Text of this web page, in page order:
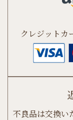
クレジットカ
不良品は交換い